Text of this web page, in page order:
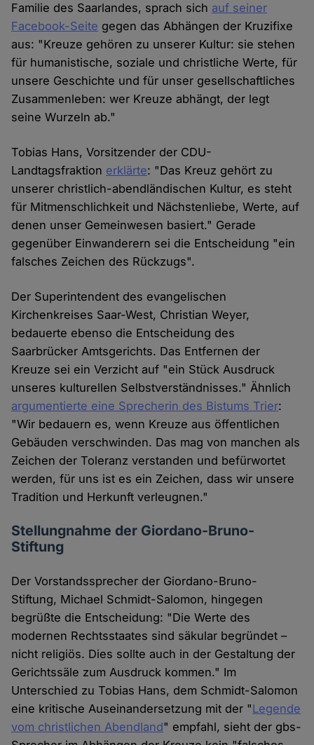
Familie des Saarlandes, sprach sich auf seiner
Facebook-Seite gegen das Abhängen der Kruzifixe
aus: "Kreuze gehören zu unserer Kultur: sie stehen
für humanistische, soziale und christliche Werte, für
unsere Geschichte und für unser gesellschaftliches
Zusammenleben: wer Kreuze abhängt, der legt
seine Wurzeln ab."
Tobias Hans, Vorsitzender der CDU-
Landtagsfraktion erklärte: "Das Kreuz gehört zu
unserer christlich-abendländischen Kultur, es steht
für Mitmenschlichkeit und Nächstenliebe, Werte, auf
denen unser Gemeinwesen basiert." Gerade
gegenüber Einwanderern sei die Entscheidung "ein
falsches Zeichen des Rückzugs".
Der Superintendent des evangelischen
Kirchenkreises Saar-West, Christian Weyer,
bedauerte ebenso die Entscheidung des
Saarbrücker Amtsgerichts. Das Entfernen der
Kreuze sei ein Verzicht auf "ein Stück Ausdruck
unseres kulturellen Selbstverständnisses." Ähnlich
argumentierte eine Sprecherin des Bistums Trier:
"Wir bedauern es, wenn Kreuze aus öffentlichen
Gebäuden verschwinden. Das mag von manchen als
Zeichen der Toleranz verstanden und befürwortet
werden, für uns ist es ein Zeichen, dass wir unsere
Tradition und Herkunft verleugnen."
Stellungnahme der Giordano-Bruno-
Stiftung
Der Vorstandssprecher der Giordano-Bruno-
Stiftung, Michael Schmidt-Salomon, hingegen
begrüßte die Entscheidung: "Die Werte des
modernen Rechtsstaates sind säkular begründet –
nicht religiös. Dies sollte auch in der Gestaltung der
Gerichtssäle zum Ausdruck kommen." Im
Unterschied zu Tobias Hans, dem Schmidt-Salomon
eine kritische Auseinandersetzung mit der "Legende
vom christlichen Abendland" empfahl, sieht der gbs-